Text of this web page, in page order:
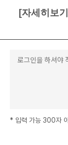
[자세히보
* 입력 가능 300자